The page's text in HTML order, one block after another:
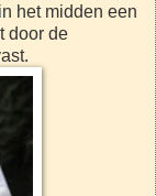
het midden een
door de